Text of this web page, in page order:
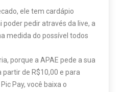
ele tem cardápio
pedir através da live, a
medida do possível todos
porque a APAE pede a sua
de R$10,00 e para
Pay, você baixa o